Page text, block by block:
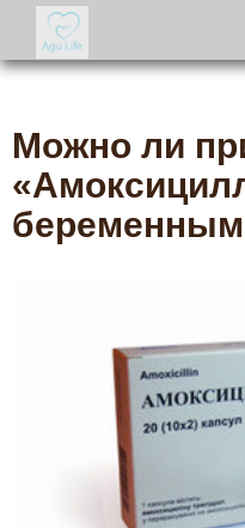
Можно ли
беременным